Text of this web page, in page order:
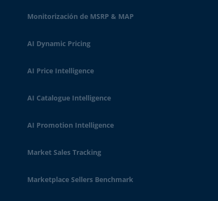
Monitorización de MSRP & MAP
AI Dynamic Pricing
AI Price Intelligence
AI Catalogue Intelligence
AI Promotion Intelligence
Market Sales Tracking
Marketplace Sellers Benchmark